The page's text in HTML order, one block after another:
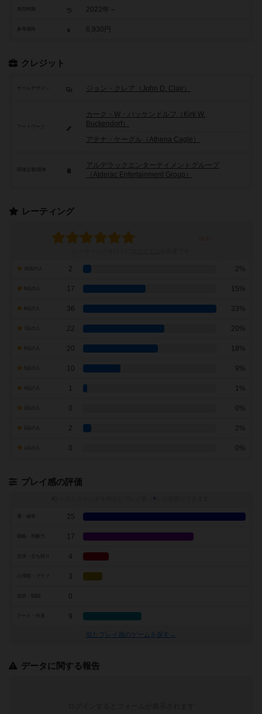
2022年～
参考価格 6,930円
クレジット
ゲームデザイン ジョン・クレア（John D. Clair）
アートワーク
カーク・W・バッケンドルフ（Kirk W.
Buckendorf）
アテナ・ケーグル（Athena Cagle）
アルデラックエンターテイメントグループ
（Alderac Entertainment Group）
レーティング
2 2%
17 15%
36 33%
7点の人 22 20%
20 18%
10 9%
1 1%
0 0%
2 2%
0 0%
プレイ感の評価
※
25
戦略・判断力 17
4
3
0
アート・外見 9
似たプレイ感のゲームを探す→
データに関する報告